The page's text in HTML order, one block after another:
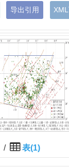
导出引用
/ 表(1)